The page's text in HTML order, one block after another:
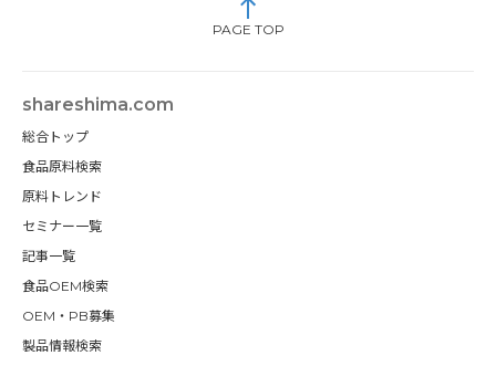
PAGE TOP
shareshima.com
総合トップ
食品原料検索
原料トレンド
セミナー一覧
記事一覧
食品OEM検索
OEM・PB募集
製品情報検索